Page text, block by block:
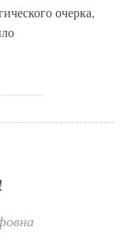
очерка,